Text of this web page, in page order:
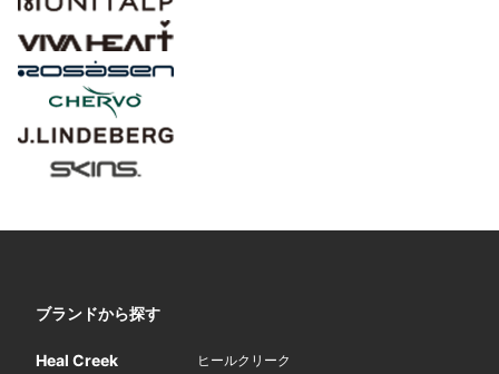
ブランドから探す
Heal Creek ヒールクリーク